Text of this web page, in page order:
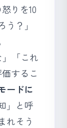
りを10
？」
」「これ
するこ
ードに
」と呼
れそう